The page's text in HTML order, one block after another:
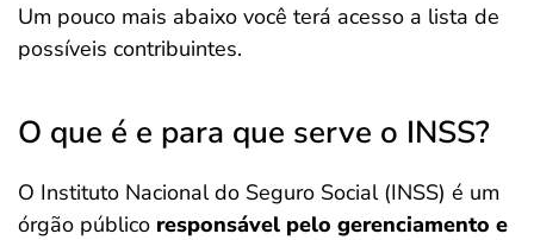
Um pouco mais abaixo você terá acesso a lista de
possíveis contribuintes.
O que é e para que serve o INSS?
O Instituto Nacional do Seguro Social (INSS) é um
órgão público responsável pelo gerenciamento e